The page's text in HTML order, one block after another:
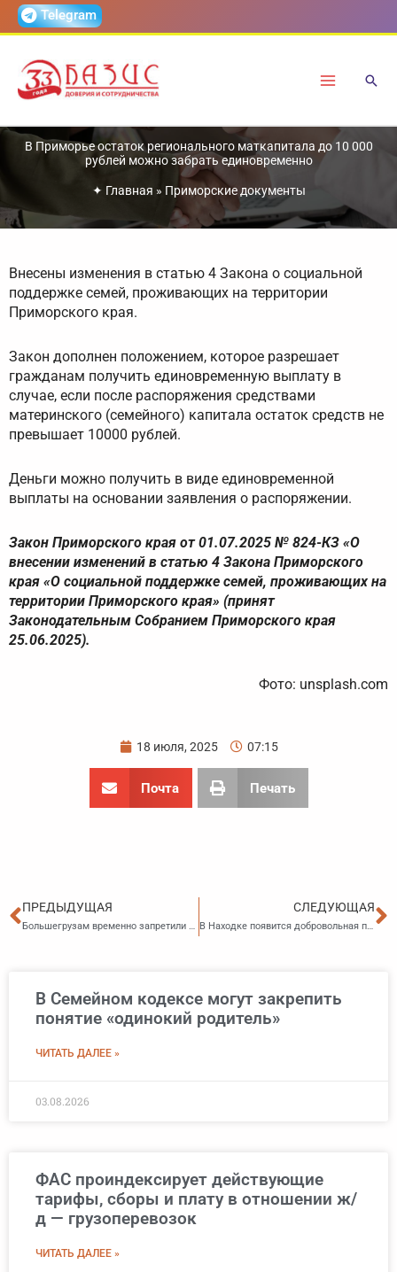
ПерейтиTelegram
В Приморье остаток регионального маткапитала до 10 000
рублей можно забрать единовременно
✦ Главная » Приморские документы
Внесены изменения в статью 4 Закона о социальной
поддержке семей, проживающих на территории
Приморского края.
Закон дополнен положением, которое разрешает
гражданам получить единовременную выплату в
случае, если после распоряжения средствами
материнского (семейного) капитала остаток средств не
превышает 10000 рублей.
Деньги можно получить в виде единовременной
выплаты на основании заявления о распоряжении.
Закон Приморского края от 01.07.2025 № 824-КЗ «О
внесении изменений в статью 4 Закона Приморского
края «О социальной поддержке семей, проживающих на
территории Приморского края» (принят
Законодательным Собранием Приморского края
25.06.2025).
Фото: unsplash.com
18 июля, 2025 07:15
Почта Печать
Пред
ПРЕДЫДУЩАЯ
Большегрузам временно запретили проезд по Владивостоку
СЛЕДУЮЩАЯ
В Находке появится добровольная пожарная охрана
В Семейном кодексе могут закрепить
понятие «одинокий родитель»
ЧИТАТЬ ДАЛЕЕ »
03.08.2026
ФАС проиндексирует действующие
тарифы, сборы и плату в отношении ж/
д — грузоперевозок
ЧИТАТЬ ДАЛЕЕ »